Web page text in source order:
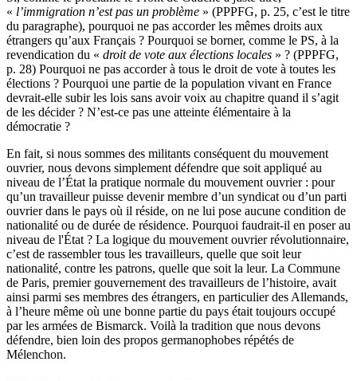
« l’immigration n’est pas un problème » (PPPFG, p. 25, c’est le titre
du paragraphe), pourquoi ne pas accorder les mêmes droits aux
étrangers qu’aux Français ? Pourquoi se borner, comme le PS, à la
revendication du « droit de vote aux élections locales » ? (PPPFG,
p. 28) Pourquoi ne pas accorder à tous le droit de vote à toutes les
élections ? Pourquoi une partie de la population vivant en France
devrait-elle subir les lois sans avoir voix au chapitre quand il s’agit
de les décider ? N’est-ce pas une atteinte élémentaire à la
démocratie ?
En fait, si nous sommes des militants conséquent du mouvement
ouvrier, nous devons simplement défendre que soit appliqué au
niveau de l’État la pratique normale du mouvement ouvrier : pour
qu’un travailleur puisse devenir membre d’un syndicat ou d’un parti
ouvrier dans le pays où il réside, on ne lui pose aucune condition de
nationalité ou de durée de résidence. Pourquoi faudrait-il en poser au
niveau de l'État ? La logique du mouvement ouvrier révolutionnaire,
c’est de rassembler tous les travailleurs, quelle que soit leur
nationalité, contre les patrons, quelle que soit la leur. La Commune
de Paris, premier gouvernement des travailleurs de l’histoire, avait
ainsi parmi ses membres des étrangers, en particulier des Allemands,
à l’heure même où une bonne partie du pays était toujours occupé
par les armées de Bismarck. Voilà la tradition que nous devons
défendre, bien loin des propos germanophobes répétés de
Mélenchon.